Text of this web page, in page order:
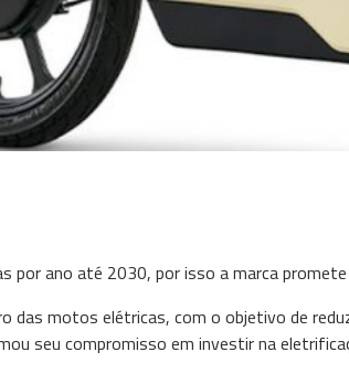
por ano até 2030, por isso a marca
das motos elétricas, com o objetivo de
seu compromisso em investir na